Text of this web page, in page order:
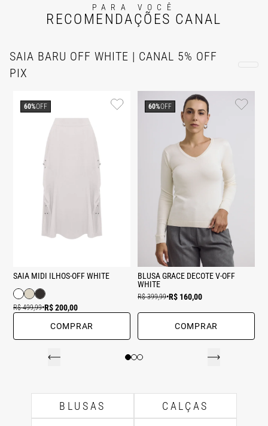
PARA VOCÊ
RECOMENDAÇÕES CANAL
SAIA BARU OFF WHITE | CANAL 5% OFF
PIX
SAIA MIDI ILHOS-OFF WHITE
R$ 499,99•R$ 200,00
60%OFF
COMPRAR
BLUSA GRACE DECOTE V-OFF
WHITE
R$ 399,99•R$ 160,00
60%OFF
COMPRAR
BLUSAS
CALÇAS